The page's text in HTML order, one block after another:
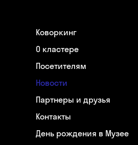
Коворкинг
О кластере
Посетителям
Новости
Партнеры и друзья
Контакты
День рождения в Музее